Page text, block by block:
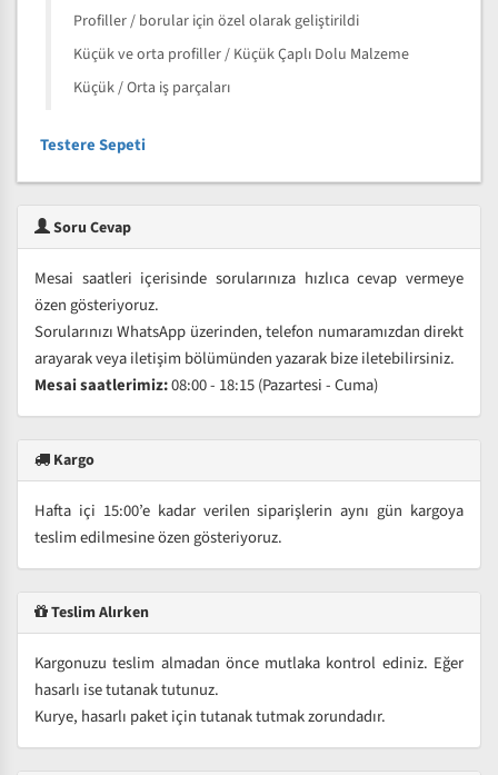
Profiller / borular için özel olarak geliştirildi
Küçük ve orta profiller / Küçük Çaplı Dolu Malzeme
Küçük / Orta iş parçaları
Testere Sepeti
Soru Cevap
Mesai saatleri içerisinde sorularınıza hızlıca cevap vermeye
özen gösteriyoruz.
Sorularınızı WhatsApp üzerinden, telefon numaramızdan direkt
arayarak veya iletişim bölümünden yazarak bize iletebilirsiniz.
Mesai saatlerimiz:08:00 - 18:15 (Pazartesi - Cuma)
Kargo
Hafta içi 15:00’e kadar verilen siparişlerin aynı gün kargoya
teslim edilmesine özen gösteriyoruz.
Teslim Alırken
Kargonuzu teslim almadan önce mutlaka kontrol ediniz. Eğer
hasarlı ise tutanak tutunuz.
Kurye, hasarlı paket için tutanak tutmak zorundadır.